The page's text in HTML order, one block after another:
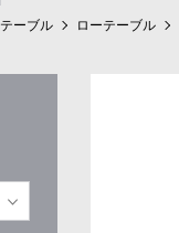
テーブル ローテーブル